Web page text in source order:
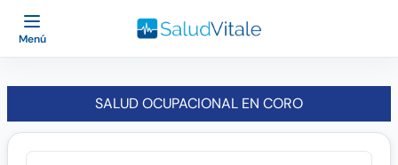
Menú
SALUD OCUPACIONAL EN CORO